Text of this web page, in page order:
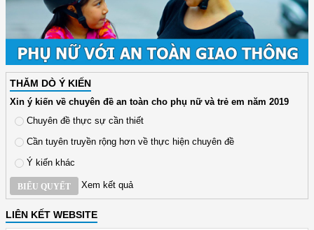
THĂM DÒ Ý KIẾN
Xin ý kiến về chuyên đề an toàn cho phụ nữ và trẻ em năm 2019
Chuyên đề thực sự cần thiết
Cần tuyên truyền rộng hơn về thực hiện chuyên đề
Ý kiến khác
BIỂU QUYẾT Xem kết quả
LIÊN KẾT WEBSITE